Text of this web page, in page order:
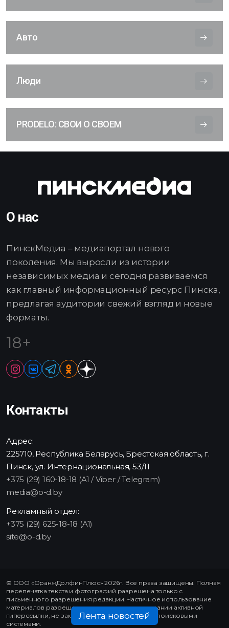
Авто
Люди
PRODELO: СВОИ О СВОЕМ
О нас
ПинскМедиа – медиапортал нового
поколения. Мы выросли из истории
независимых медиа и сегодня развиваемся
как главный информационный ресурс Пинска,
предлагая аудитории свежий взгляд и новые
форматы.
18+
Контакты
Адрес:
225710, Республика Беларусь, Брестская область, г.
Пинск, ул. Интернациональная, 53/11
+375 (29) 160-18-18 (A1 / Viber / Telegram)
media@o-d.by
Рекламный отдел:
+375 (29) 625-18-18 (A1)
site@o-d.by
© ООО «ОранжДолфинПлюс» 2026г. Все права защищены. Полная
перепечатка текста и фотографий разрешена только с
письменного разрешения редакции. Частичное использование
материалов разрешено только при использовании активной
гиперссылки, не закрытой от индексирования поисковыми
системами.
Лента новостей